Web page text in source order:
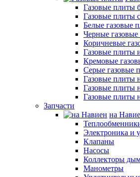
Газовые плиты
Газовые плиты
Белые газовые
Черные
Коричневые
Газовые плиты
Кремовые
Серые газовые
Газовые плиты
Газовые плиты
Газовые плиты
Запчасти
на
Электроника и
Клапаны
Насосы
Коллекторы
Манометры